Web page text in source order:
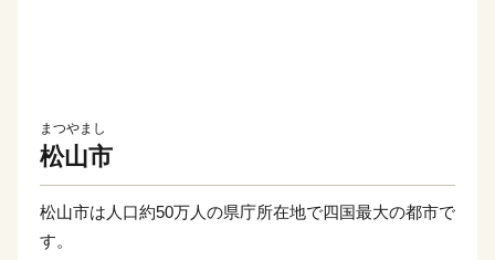
まつやまし
松山市
松山市は人口約50万人の県庁所在地で四国最大の都市で
す。